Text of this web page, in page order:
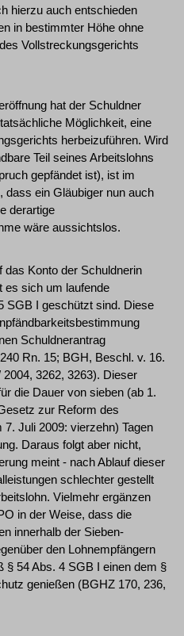
hierzu auch entschieden
in bestimmter Höhe ohne
Vollstreckungsgerichts
hat der Schuldner
Möglichkeit, eine
herbeizuführen. Wird
Teil seines Arbeitslohns
gepfändet ist), ist im
dass ein Gläubiger nun auch
derartige
wäre aussichtslos.
das Konto der Schuldnerin
es sich um laufende
SGB I geschützt sind. Diese
Schuldnerantrag
Rn. 15; BGH, Beschl. v. 16.
3262, 3263). Dieser
die Dauer von sieben (ab 1.
zur Reform des
Juli 2009: vierzehn) Tagen
Daraus folgt aber nicht,
meint - nach Ablauf dieser
schlechter gestellt
Vielmehr ergänzen
in der Weise, dass die
innerhalb der Sieben-
den Lohnempfängern
§ 54 Abs. 4 SGB I einen dem §
genießen (BGHZ 170, 236,